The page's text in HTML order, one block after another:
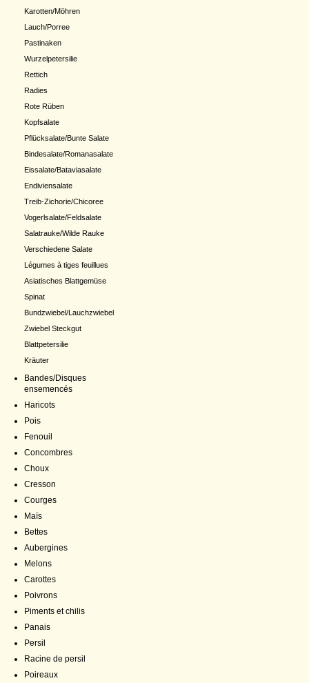
Karotten/Möhren
Lauch/Porree
Pastinaken
Wurzelpetersilie
Rettich
Radies
Rote Rüben
Kopfsalate
Pflücksalate/Bunte Salate
Bindesalate/Romanasalate
Eissalate/Bataviasalate
Endiviensalate
Treib-Zichorie/Chicoree
Vogerlsalate/Feldsalate
Salatrauke/Wilde Rauke
Verschiedene Salate
Légumes à tiges feuillues
Asiatisches Blattgemüse
Spinat
Bundzwiebel/Lauchzwiebel
Zwiebel Steckgut
Blattpetersilie
Kräuter
Bandes/Disques
ensemencés
Haricots
Pois
Fenouil
Concombres
Choux
Cresson
Courges
Maïs
Bettes
Aubergines
Melons
Carottes
Poivrons
Piments et chilis
Panais
Persil
Racine de persil
Poireaux